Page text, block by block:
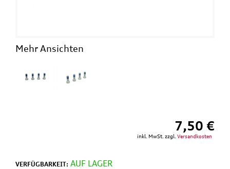
Mehr Ansichten
7,50 €
inkl. MwSt. zzgl. Versandkosten
VERFÜGBARKEIT: AUF LAGER